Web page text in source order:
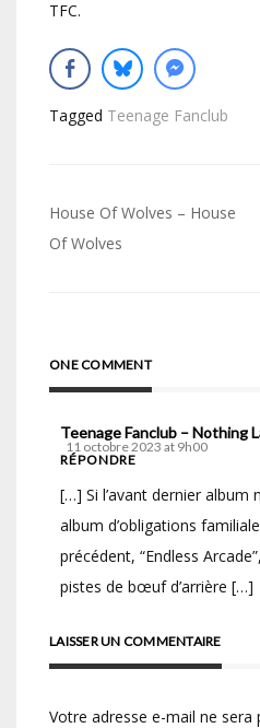
TFC.
Tagged Teenage Fanclub
Navigation
de
House Of Wolves – House
Of Wolves
ONE COMMENT
Teenage Fanclub – Nothing
11 octobre 2023 at 9h00
RÉPONDRE
[…] Si l’avant dernier album
album d’obligations
précédent, “Endless
pistes de bœuf d’arrière […]
LAISSER UN COMMENTAIRE
Votre adresse e-mail ne sera